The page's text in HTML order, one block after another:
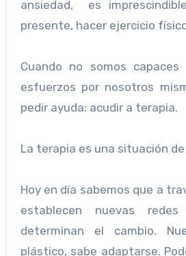
ansiedad, es
presente, hacer ejercicio
Cuando no somos
esfuerzos por nosotros
pedir ayuda: acudir a terapia.
La terapia es una situación
Hoy en día sabemos que a
establecen nuevas
determinan el cambio.
plástico, sabe adaptarse.